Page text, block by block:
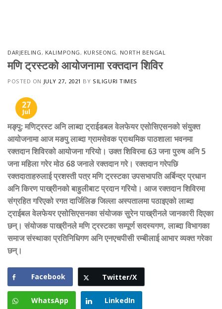
DARJEELING, KALIMPONG, KURSEONG, NORTH BENGAL
मणि ट्रस्टको आयोजनामा रक्तदान शिविर
POSTED ON JULY 27, 2021 BY SILIGURI TIMES
27
Jul
मङ्पु: मणिट्रस्ट अनि लाब्दा ट्राईडबल वेलफेयर एसोसिएसनको संयुक्त
आयोजनामा आज मङपु लाब्दा ग्रामसेवक प्राथमिक पाठशाला भवनमा
रक्तदान शिविरको आयोजना गरियो। उक्त शिविरमा 63 जना पुरुष अनि 5
जना महिला गरेर मोठ 68 जनाले रक्तदान गरे। रक्तदान गरेपछि
रक्तदाताहरुलाई प्रशस्ती पत्र मणि ट्रस्टका उपसभापति अर्बिन्द्र प्रधान
अनि किरण पाख्रीनको बाहुलीबाट प्रदान गरियो। आज रक्तदान शिविरमा
संग्रहित गरिएको रगत दार्जिलिङ जिल्ला अस्पतालमा पठाइएको लाब्दा
ट्राईबल वेलफेयर एसोसिएसनका संयोजक सुरेन पाख्रीनले जानकारी दिएका
छन्। संयोजक पाख्रीनले मणि ट्रस्टका सम्पूर्ण सदस्यगण, लाब्दा विभागका
समाज संस्थाका प्रतिनिधिगण अनि एनएचपीसी रम्बीलाई आभार व्यक्त गरेका
छन्।
Facebook Twitter/X
WhatsApp LinkedIn